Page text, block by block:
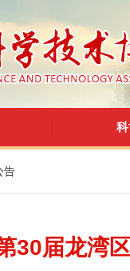
告
30届龙湾